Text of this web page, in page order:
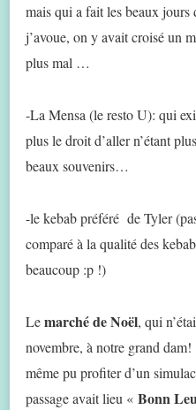
mais qui a fait les beaux jours
j’avoue, on y avait croisé un
plus mal …
-La Mensa (le resto U): qui
plus le droit d’aller n’étant
beaux souvenirs…
-le kebab préféré de Tyler
comparé à la qualité des
beaucoup :p !)
Lemarché de Noël, qui
novembre, à notre grand
même pu profiter d’un
passage avait lieu « Bonn